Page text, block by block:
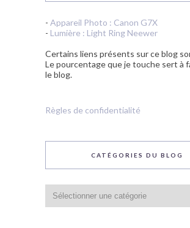
- Appareil Photo : Canon G7X
- Lumière : Light Ring Neewer
Certains liens présents sur ce blog
Le pourcentage que je touche sert à
le blog.
Règles de confidentialité
CATÉGORIES DU BLOG
du
blog